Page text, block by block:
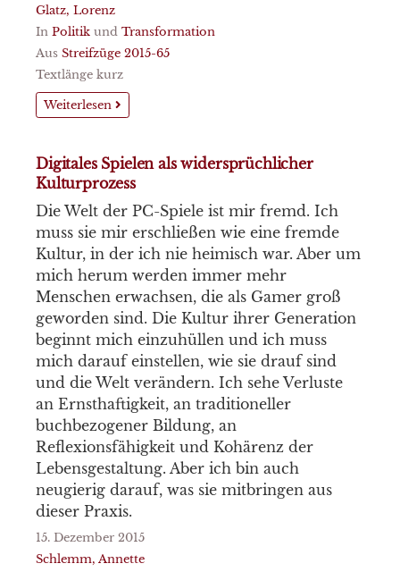
Glatz, Lorenz
In Politik und Transformation
Aus Streifzüge 2015-65
Textlänge kurz
Weiterlesen
Digitales Spielen als widersprüchlicher
Kulturprozess
Die Welt der PC-Spiele ist mir fremd. Ich
muss sie mir erschließen wie eine fremde
Kultur, in der ich nie heimisch war. Aber um
mich herum werden immer mehr
Menschen erwachsen, die als Gamer groß
geworden sind. Die Kultur ihrer Generation
beginnt mich einzuhüllen und ich muss
mich darauf einstellen, wie sie drauf sind
und die Welt verändern. Ich sehe Verluste
an Ernsthaftigkeit, an traditioneller
buchbezogener Bildung, an
Reflexionsfähigkeit und Kohärenz der
Lebensgestaltung. Aber ich bin auch
neugierig darauf, was sie mitbringen aus
dieser Praxis.
15. Dezember 2015
Schlemm, Annette